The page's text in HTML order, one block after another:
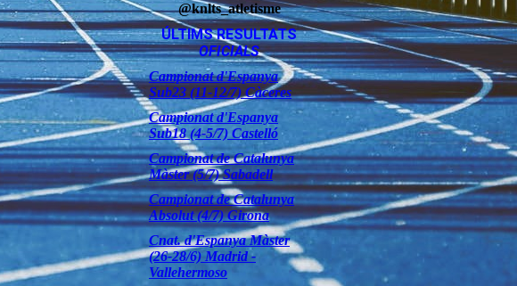
@knlts_atletisme
ÚLTIMS RESULTATS
OFICIALS
Campionat d'Espanya
Sub23 (11-12/7) Càceres
Campionat d'Espanya
Sub18 (4-5/7) Castelló
Campionat de Catalunya
Màster (5/7) Sabadell
Campionat de Catalunya
Absolut (4/7) Girona
Cnat. d'Espanya Màster
(26-28/6) Madrid -
Vallehermoso